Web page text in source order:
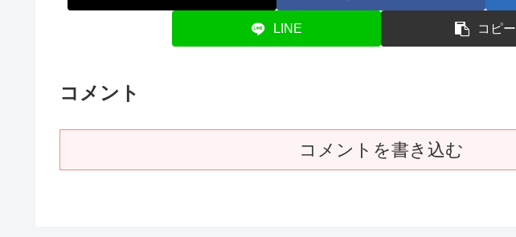
LINE コピー
コメント
コメントを書き込む